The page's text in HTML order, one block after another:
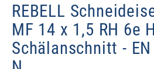
REBELL
MF 14 x 1,5 RH 6e
Schälanschnitt -